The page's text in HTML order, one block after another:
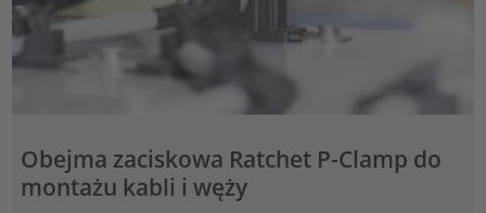
Obejma zaciskowa Ratchet P-Clamp do
montażu kabli i węży